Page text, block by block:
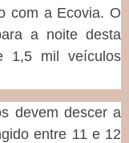
com a Ecovia. O
a noite desta
1,5 mil veículos
devem descer a
entre 11 e 12